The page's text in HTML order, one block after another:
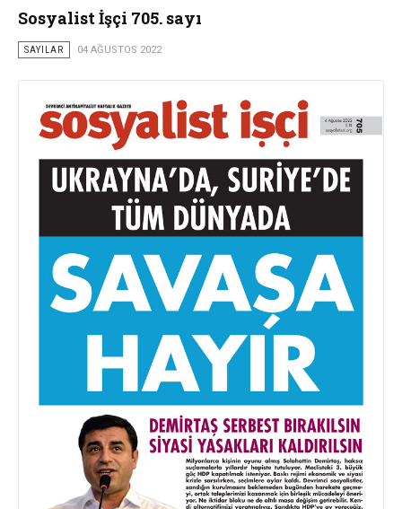
Sosyalist İşçi 705. sayı
SAYILAR 04 AĞUSTOS 2022